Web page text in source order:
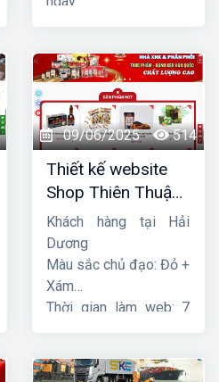
09/06/2025 514
Thiết kế website
Shop Thiên Thuận
Phát
Khách hàng tại Hải
Dương
Màu sắc chủ đạo: Đỏ +
Xám
Thời gian làm web: 7